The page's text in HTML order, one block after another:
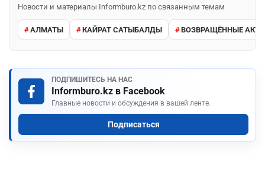
Новости и материалы Informburo.kz по связанным темам
АЛМАТЫ КАЙРАТ САТЫБАЛДЫ ВОЗВРАЩЁННЫЕ
ПОДПИШИТЕСЬ НА НАС
Informburo.kz в Facebook
Главные новости и обсуждения в вашей ленте.
Подписаться